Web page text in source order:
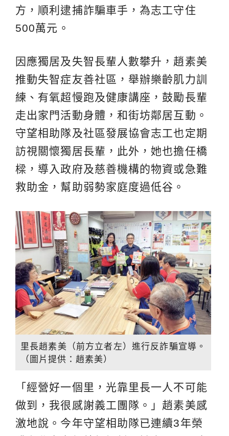
方，順利逮捕詐騙車手，為志工守住
500萬元。
因應獨居及失智長輩人數攀升，趙素美
推動失智症友善社區，舉辦樂齡肌力訓
練、有氧超慢跑及健康講座，鼓勵長輩
走出家門活動身體，和街坊鄰居互動。
守望相助隊及社區發展協會志工也定期
訪視關懷獨居長輩，此外，她也擔任橋
樑，導入政府及慈善機構的物資或急難
救助金，幫助弱勢家庭度過低谷。
里長趙素美（前方立者左）進行反詐騙宣導。
（圖片提供：趙素美）
「經營好一個里，光靠里長一人不可能
做到，我很感謝義工團隊。」趙素美感
激地說。今年守望相助隊已連續3年榮